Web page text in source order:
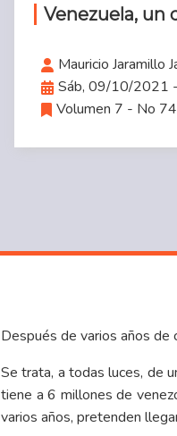
Venezuela,
Mauricio Jaramillo
Sáb, 09/10/2021
Volumen 7 - No 74
Después de varios años de
Se trata, a todas luces, de
tiene a 6 millones de
varios años, pretenden